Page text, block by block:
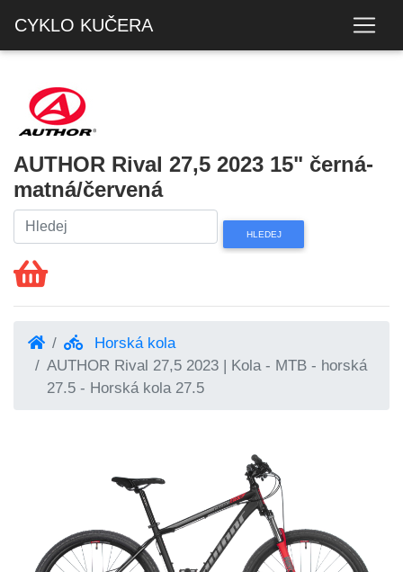
CYKLO KUČERA
AUTHOR Rival 27,5 2023 15" černá-
matná/červená
Horská kola
AUTHOR Rival 27,5 2023 | Kola - MTB - horská
27.5 - Horská kola 27.5